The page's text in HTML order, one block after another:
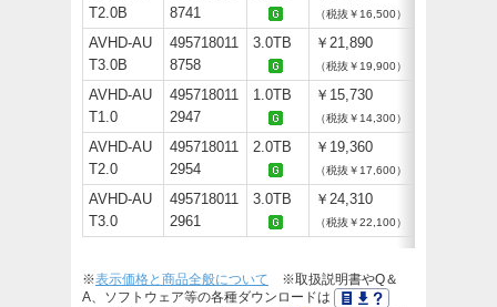
T2.0B
8741
（税抜￥16,500）
AVHD-AU
T3.0B
495718011
8758
3.0TB ￥21,890
（税抜￥19,900）
AVHD-AU
T1.0
495718011
2947
1.0TB ￥15,730
（税抜￥14,300）
AVHD-AU
T2.0
495718011
2954
2.0TB ￥19,360
（税抜￥17,600）
AVHD-AU
T3.0
495718011
2961
3.0TB ￥24,310
（税抜￥22,100）
※表示価格と商品全般について ※取扱説明書やQ＆
A、ソフトウェア等の各種ダウンロードは